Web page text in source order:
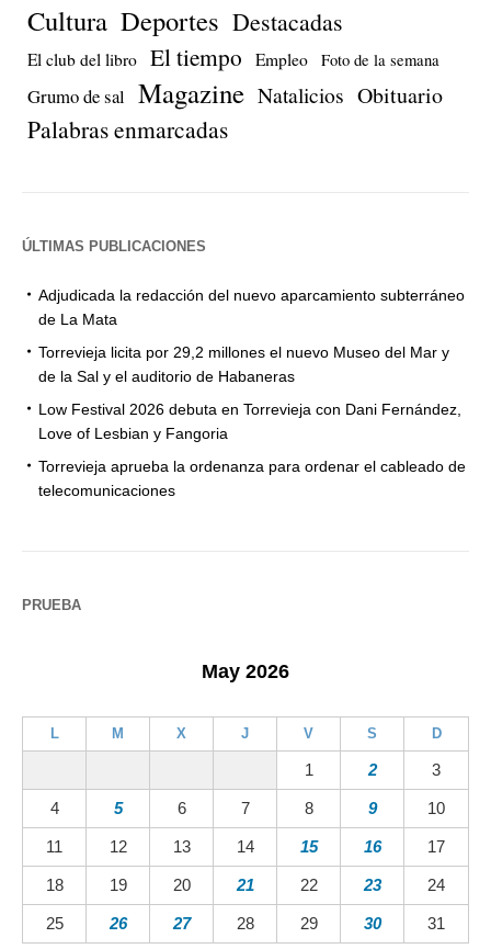
Cultura Deportes Destacadas
El club del libro El tiempo Empleo Foto de la semana
Grumo de sal Magazine Natalicios Obituario
Palabras enmarcadas
ÚLTIMAS PUBLICACIONES
Adjudicada la redacción del nuevo aparcamiento subterráneo
de La Mata
Torrevieja licita por 29,2 millones el nuevo Museo del Mar y
de la Sal y el auditorio de Habaneras
Low Festival 2026 debuta en Torrevieja con Dani Fernández,
Love of Lesbian y Fangoria
Torrevieja aprueba la ordenanza para ordenar el cableado de
telecomunicaciones
PRUEBA
May 2026
L M X J V S D
1 2 3
4 5 6 7 8 9 10
11 12 13 14 15 16 17
18 19 20 21 22 23 24
25 26 27 28 29 30 31